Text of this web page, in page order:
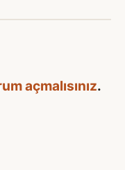
açmalısınız.